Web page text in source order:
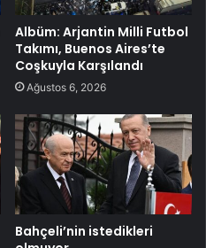
Albüm: Arjantin Milli Futbol
Takımı, Buenos Aires’te
Coşkuyla Karşılandı
Ağustos 6, 2026
Bahçeli’nin istedikleri